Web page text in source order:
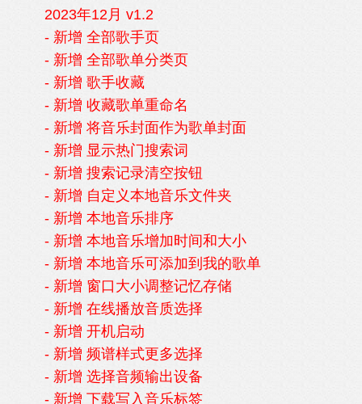
2023年12月 v1.2
- 新增 全部歌手页
- 新增 全部歌单分类页
- 新增 歌手收藏
- 新增 收藏歌单重命名
- 新增 将音乐封面作为歌单封面
- 新增 显示热门搜索词
- 新增 搜索记录清空按钮
- 新增 自定义本地音乐文件夹
- 新增 本地音乐排序
- 新增 本地音乐增加时间和大小
- 新增 本地音乐可添加到我的歌单
- 新增 窗口大小调整记忆存储
- 新增 在线播放音质选择
- 新增 开机启动
- 新增 频谱样式更多选择
- 新增 选择音频输出设备
- 新增 下载写入音乐标签